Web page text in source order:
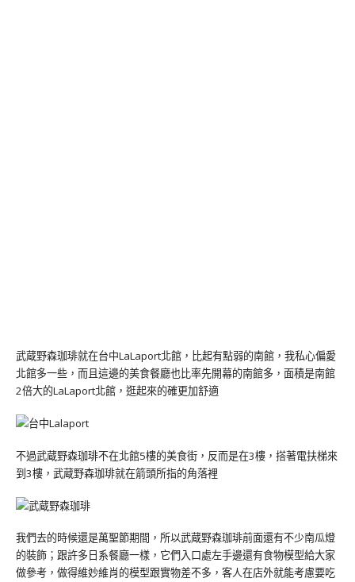
武蔵野森珈琲就在台中LaLaport北館，比起有點弱的南館，我私心偏愛
北館多一些，而且這邊的美食餐廳也比率先開幕的南館多，面積是南館
2倍大的LaLaport北館，逛起來的確更加舒適
不過武蔵野森珈琲不在北館5樓的美食街，反而是在3樓，搭著電扶梯來
到3樓，武蔵野森珈琲就在箭頭所指的角落裡
我們去的時候還是萬聖節期間，所以武蔵野森珈琲前面還有不少南瓜燈
的裝飾；跟許多日系餐廳一樣，它們入口處左手邊還有食物模型給大家
做參考，做得維妙維肖的模型跟實物差不多，客人在店外就能考慮要吃